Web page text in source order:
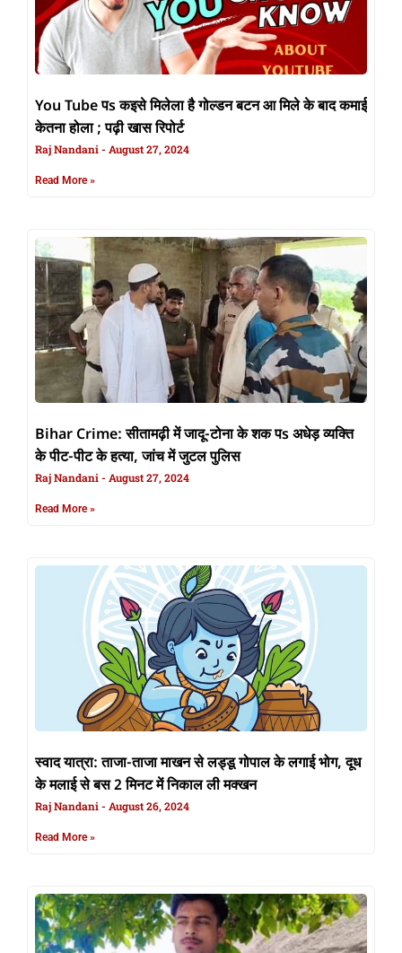
You Tube पs कइसे मिलेला है गोल्डन बटन आ मिले के बाद कमाई
केतना होला ; पढ़ी खास रिपोर्ट
Raj Nandani August 27, 2024
Read More »
Bihar Crime: सीतामढ़ी में जादू-टोना के शक पs अधेड़ व्यक्ति
के पीट-पीट के हत्या, जांच में जुटल पुलिस
Raj Nandani August 27, 2024
Read More »
स्वाद यात्रा: ताजा-ताजा माखन से लड्डू गोपाल के लगाई भोग, दूध
के मलाई से बस 2 मिनट में निकाल ली मक्खन
Raj Nandani August 26, 2024
Read More »